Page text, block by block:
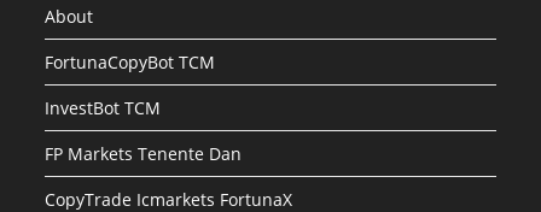
About
FortunaCopyBot TCM
InvestBot TCM
FP Markets Tenente Dan
CopyTrade Icmarkets FortunaX